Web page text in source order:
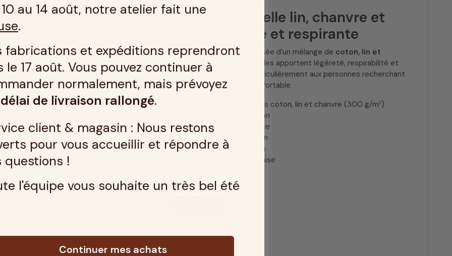
Couette naturelle lin, chanvre et
coton – Légère et respirante
Cette couette est composée d’un mélange de coton, lin et
chanvre . Ces fibres naturelles apportent légèreté, respirabilité et
durabilité. Elle convient particulièrement aux personnes recherchant
une couette mi-saison confortable.
Garnissage : fibres naturelles coton, lin et chanvre (300 g/m²)
Enveloppe : percale de coton
Couette légère et respirante
Matières naturelles et vegan
Naturellement anti-acariens
Fabrication artisanale française
⭐️⭐️⭐️⭐️⭐️ (8 avis clients)
au 14 août, notre atelier fait une
.
fabrications et expéditions reprendront
le 17 août. Vous pouvez continuer à
normalement, mais prévoyez
délai de livraison rallongé.
client & magasin : Nous restons
pour vous accueillir et répondre à
questions !
l'équipe vous souhaite un très bel été
Continuer mes achats